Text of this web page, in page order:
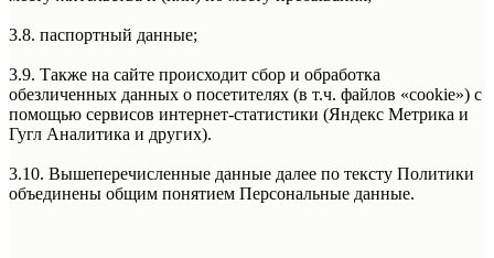
3.8. паспортный данные;
3.9. Также на сайте происходит сбор и обработка
обезличенных данных о посетителях (в т.ч. файлов «cookie») с
помощью сервисов интернет-статистики (Яндекс Метрика и
Гугл Аналитика и других).
3.10. Вышеперечисленные данные далее по тексту Политики
объединены общим понятием Персональные данные.